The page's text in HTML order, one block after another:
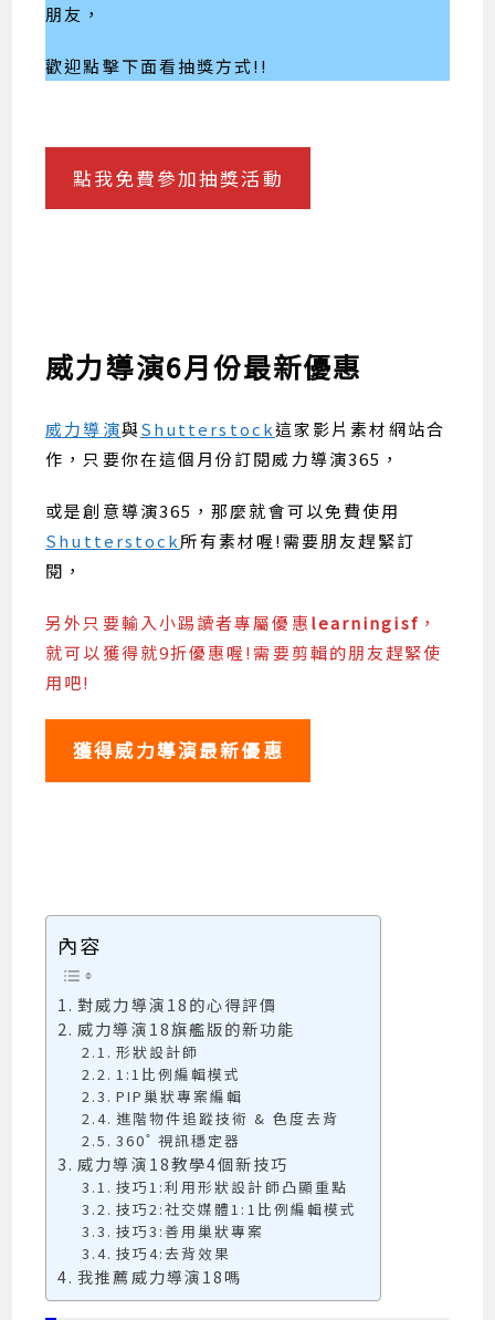
朋友，
歡迎點擊下面看抽獎方式!!
點我免費參加抽獎活動
威力導演6月份最新優惠
威力導演與Shutterstock這家影片素材網站合
作，只要你在這個月份訂閱威力導演365，
或是創意導演365，那麼就會可以免費使用
Shutterstock所有素材喔!需要朋友趕緊訂
閱，
另外只要輸入小踢讀者專屬優惠learningisf ，
就可以獲得就9折優惠喔!需要剪輯的朋友趕緊使
用吧!
獲得威力導演最新優惠
內容
對威力導演18的心得評價
威力導演18旗艦版的新功能
形狀設計師
1:1比例編輯模式
PIP巢狀專案編輯
進階物件追蹤技術 & 色度去背
360˚ 視訊穩定器
威力導演18教學4個新技巧
技巧1:利用形狀設計師凸顯重點
技巧2:社交媒體1:1比例編輯模式
技巧3:善用巢狀專案
技巧4:去背效果
我推薦威力導演18嗎